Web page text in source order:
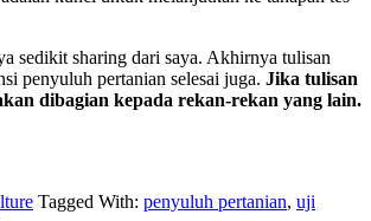
sedikit sharing dari saya. Akhirnya tulisan
penyuluh pertanian selesai juga. Jika tulisan
dibagian kepada rekan-rekan yang lain.
Tagged With: penyuluh pertanian, uji